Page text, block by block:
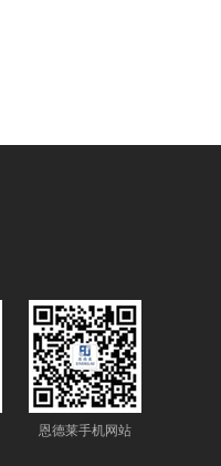
恩德莱手机网站